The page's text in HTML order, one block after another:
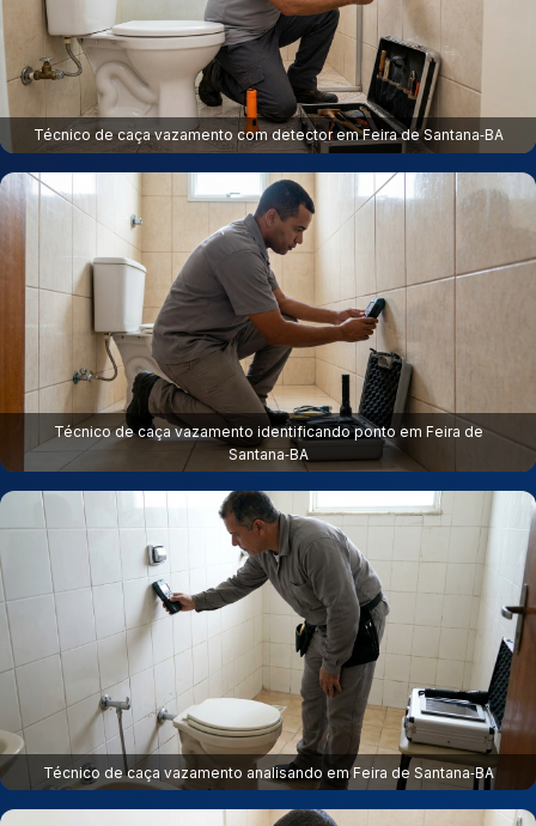
Técnico de caça vazamento com detector em Feira de Santana‑BA
Técnico de caça vazamento identificando ponto em Feira de
Santana‑BA
Técnico de caça vazamento analisando em Feira de Santana‑BA